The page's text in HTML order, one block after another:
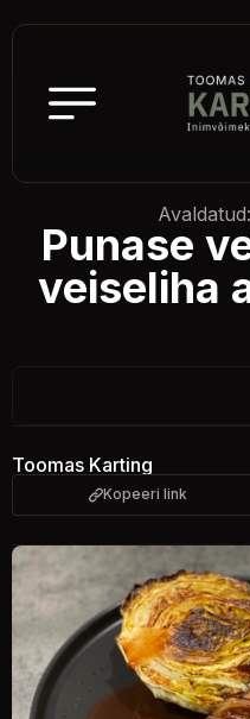
Punase
veiseliha
Toomas Karting
Kopeeri link